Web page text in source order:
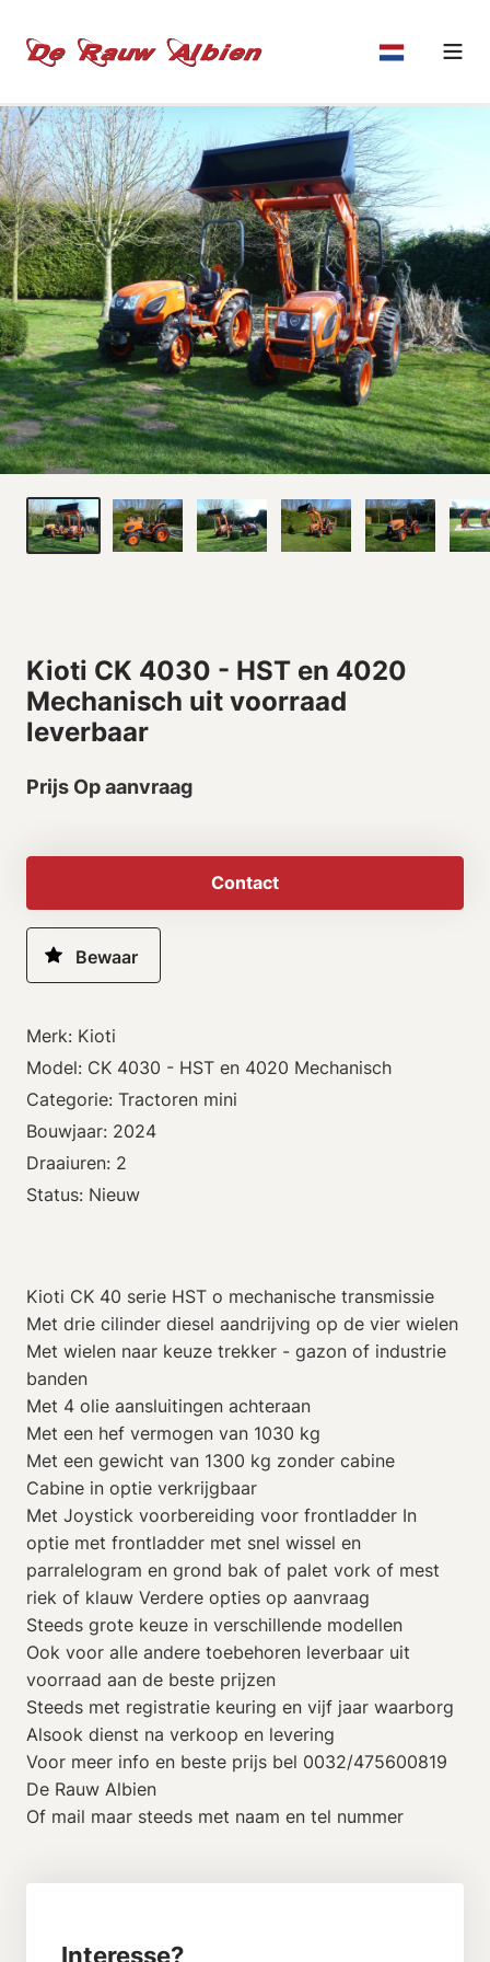
Kioti CK 4030 - HST en 4020
Mechanisch uit voorraad
leverbaar
Prijs Op aanvraag
Contact
Merk: Kioti
Model: CK 4030 - HST en 4020 Mechanisch
Categorie: Tractoren mini
Bouwjaar: 2024
Draaiuren: 2
Status: Nieuw
Kioti CK 40 serie HST o mechanische transmissie
Met drie cilinder diesel aandrijving op de vier wielen
Met wielen naar keuze trekker - gazon of industrie
banden
Met 4 olie aansluitingen achteraan
Met een hef vermogen van 1030 kg
Met een gewicht van 1300 kg zonder cabine
Cabine in optie verkrijgbaar
Met Joystick voorbereiding voor frontladder In
optie met frontladder met snel wissel en
parralelogram en grond bak of palet vork of mest
riek of klauw Verdere opties op aanvraag
Steeds grote keuze in verschillende modellen
Ook voor alle andere toebehoren leverbaar uit
voorraad aan de beste prijzen
Steeds met registratie keuring en vijf jaar waarborg
Alsook dienst na verkoop en levering
Voor meer info en beste prijs bel 0032/475600819
De Rauw Albien
Of mail maar steeds met naam en tel nummer
Interesse?